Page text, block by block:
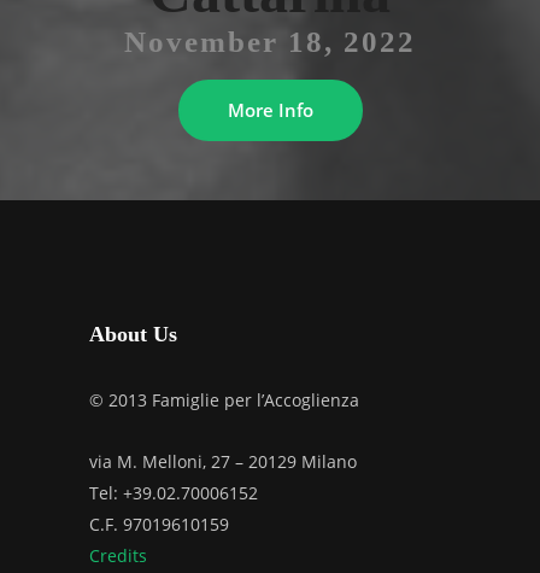
November 18, 2022
More Info
About Us
© 2013 Famiglie per l’Accoglienza
via M. Melloni, 27 – 20129 Milano
Tel: +39.02.70006152
C.F. 97019610159
Credits